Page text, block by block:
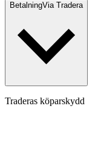
BetalningVia Tradera
Traderas köparskydd